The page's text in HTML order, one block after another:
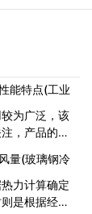
能特点(工业
为广泛，该
，产品的质
业冷却塔中
。 一<
量(玻璃钢冷
力计算确定
是根据经验